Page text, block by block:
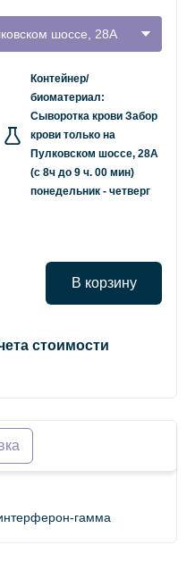
шоссе, 28А
Контейнер/
биоматериал:
Сыворотка крови Забор
крови только на
Пулковском шоссе, 28А
(с 8ч до 9 ч. 00 мин)
понедельник - четверг
В корзину
стоимости
гамма